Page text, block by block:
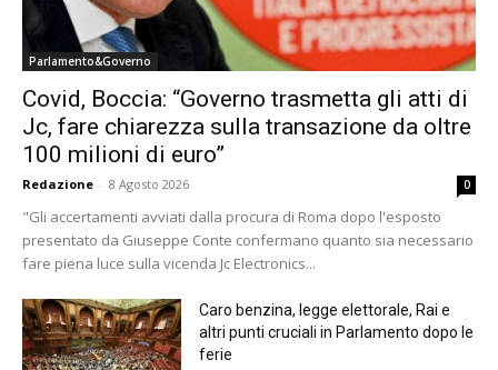
Parlamento&Governo
Covid, Boccia: “Governo trasmetta gli atti di
Jc, fare chiarezza sulla transazione da oltre
100 milioni di euro”
Redazione - 8 Agosto 2026 0
"Gli accertamenti avviati dalla procura di Roma dopo l'esposto
presentato da Giuseppe Conte confermano quanto sia necessario
fare piena luce sulla vicenda Jc Electronics...
Caro benzina, legge elettorale, Rai e
altri punti cruciali in Parlamento dopo le
ferie